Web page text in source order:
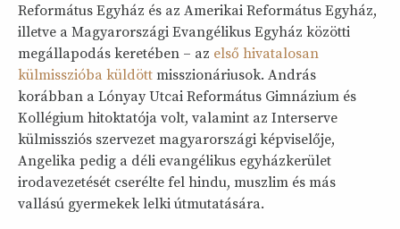
Református Egyház és az Amerikai Református Egyház,
illetve a Magyarországi Evangélikus Egyház közötti
megállapodás keretében – az első hivatalosan
külmisszióba küldött misszionáriusok. András
korábban a Lónyay Utcai Református Gimnázium és
Kollégium hitoktatója volt, valamint az Interserve
külmissziós szervezet magyarországi képviselője,
Angelika pedig a déli evangélikus egyházkerület
irodavezetését cserélte fel hindu, muszlim és más
vallású gyermekek lelki útmutatására.